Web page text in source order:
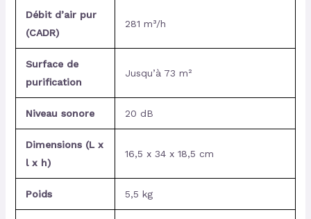
Débit d’air pur
(CADR)
281 m³/h
Surface de
purification
Jusqu’à 73 m²
Niveau sonore 20 dB
Dimensions (L x
l x h)
16,5 x 34 x 18,5 cm
Poids 5,5 kg